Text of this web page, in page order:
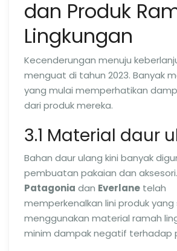
dan Produk
Lingkungan
Kecenderungan menuju
menguat di tahun 2023. Banyak
yang mulai memperhatikan
dari produk mereka.
3.1 Material daur
Bahan daur ulang kini banyak
pembuatan pakaian dan
Patagonia dan Everlane telah
memperkenalkan lini produk
menggunakan material ramah
minim dampak negatif terhadap